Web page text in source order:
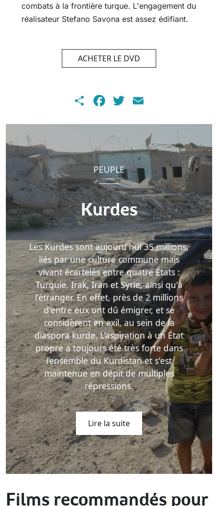
combats à la frontière turque. L'engagement du
réalisateur Stefano Savona est assez édifiant.
ACHETER LE DVD
ShareFacebook
Twitter
PEUPLE
Kurdes
Les Kurdes sont aujourd'hui 35 millions,
liés par une culture commune mais
vivant écartelés entre quatre États :
Turquie, Irak, Iran et Syrie, ainsi qu'à
l'étranger. En effet, près de 2 millions
d'entre eux ont dû émigrer, et se
considèrent en exil, au sein de la
diaspora kurde. L’aspiration à un État
propre a toujours été très forte dans
l’ensemble du Kurdistan et s'est
maintenue en dépit de multiples
répressions.
Lire la suite
Films recommandés pour